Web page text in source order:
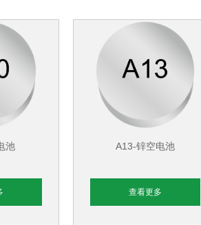
池 A13-锌空电池
查看更多